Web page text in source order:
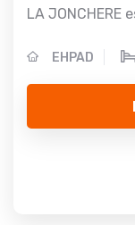
LA JONCHERE
EHPAD